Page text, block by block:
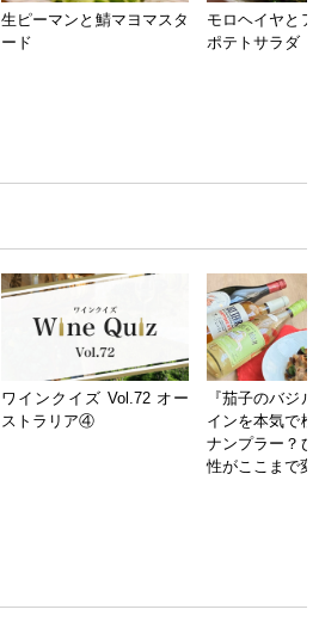
生ピーマンと鯖マヨマスタ
ード
モロヘイヤと
ポテトサラダ
ワインクイズ Vol.72 オー
ストラリア④
『茄子のバジ
インを本気で
ナンプラー？
性がここまで